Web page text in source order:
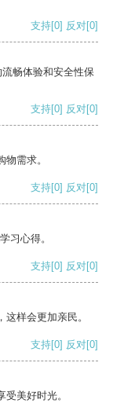
支持[0] 反对[0]
畅体验和安全性保
支持[0] 反对[0]
需求。
支持[0] 反对[0]
习心得。
支持[0] 反对[0]
样会更加亲民。
支持[0] 反对[0]
美好时光。